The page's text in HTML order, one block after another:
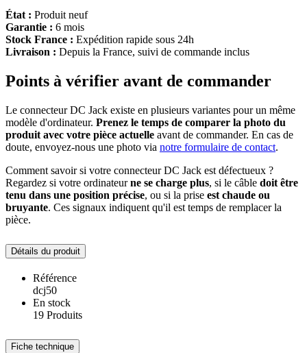
État : Produit neuf
Garantie : 6 mois
Stock France : Expédition rapide sous 24h
Livraison : Depuis la France, suivi de commande inclus
Points à vérifier avant de commander
Le connecteur DC Jack existe en plusieurs variantes pour un même
modèle d'ordinateur. Prenez le temps de comparer la photo du
produit avec votre pièce actuelle avant de commander. En cas de
doute, envoyez-nous une photo via notre formulaire de contact.
Comment savoir si votre connecteur DC Jack est défectueux ?
Regardez si votre ordinateurne se charge plus, si le câble doit être
tenu dans une position précise, ou si la prise est chaude ou
bruyante. Ces signaux indiquent qu'il est temps de remplacer la
pièce.
Détails du produit
Référence
dcj50
En stock
19 Produits
Fiche technique